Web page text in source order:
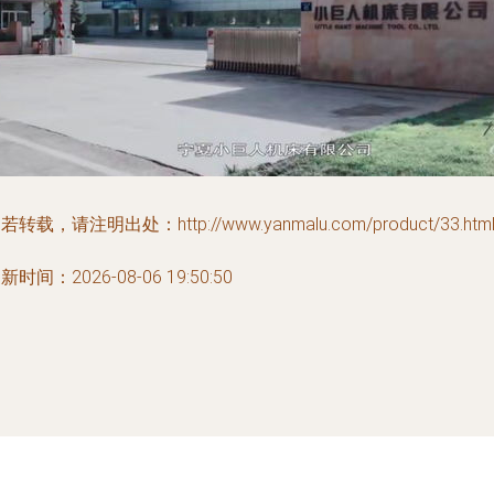
转载，请注明出处：http://www.yanmalu.com/product/33.html
时间：2026-08-06 19:50:50